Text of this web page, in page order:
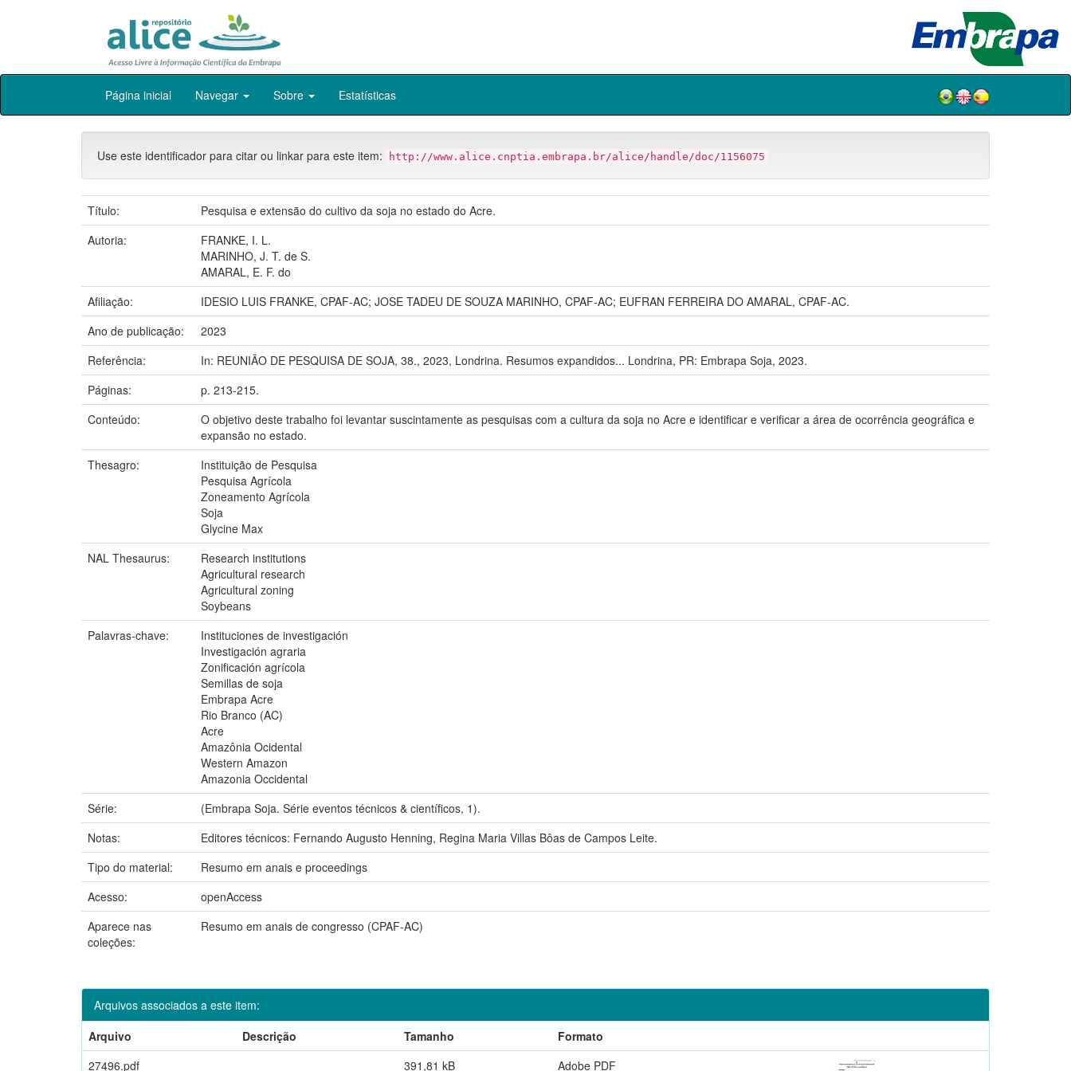
Skip
Página inicial Navegar Sobre Estatísticas
Use este identificador para citar ou linkar para este item: http://www.alice.cnptia.embrapa.br/alice/handle/doc/1156075
Título:
Pesquisa e extensão do cultivo da soja no estado do Acre.
Autoria:
FRANKE, I. L.
MARINHO, J. T. de S.
AMARAL, E. F. do
Afiliação:
IDESIO LUIS FRANKE, CPAF-AC; JOSE TADEU DE SOUZA MARINHO, CPAF-AC; EUFRAN FERREIRA DO AMARAL, CPAF-AC.
Ano de publicação:
2023
Referência:
In: REUNIÃO DE PESQUISA DE SOJA, 38., 2023, Londrina. Resumos expandidos... Londrina, PR: Embrapa Soja, 2023.
Páginas:
p. 213-215.
Conteúdo:
O objetivo deste trabalho foi levantar suscintamente as pesquisas com a cultura da soja no Acre e identificar e verificar a área de ocorrência geográfica e
expansão no estado.
Thesagro:
Instituição de Pesquisa
Pesquisa Agrícola
Zoneamento Agrícola
Soja
Glycine Max
NAL Thesaurus:
Research institutions
Agricultural research
Agricultural zoning
Soybeans
Palavras-chave:
Instituciones de investigación
Investigación agraria
Zonificación agrícola
Semillas de soja
Embrapa Acre
Rio Branco (AC)
Acre
Amazônia Ocidental
Western Amazon
Amazonia Occidental
Série:
(Embrapa Soja. Série eventos técnicos & científicos, 1).
Notas:
Editores técnicos: Fernando Augusto Henning, Regina Maria Villas Bôas de Campos Leite.
Tipo do material:
Resumo em anais e proceedings
Acesso:
openAccess
Aparece nas
coleções:
Resumo em anais de congresso (CPAF-AC)
Arquivos associados a este item:
Arquivo
Descrição Tamanho
Formato
27496.pdf
391,81 kB Adobe PDF